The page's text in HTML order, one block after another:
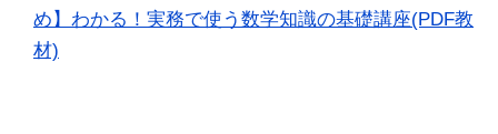
め】わかる！実務で使う数学知識の基礎講座(PDF教
材)